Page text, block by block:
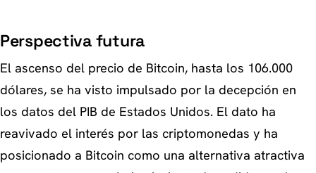
Perspectiva futura
El ascenso del precio de Bitcoin, hasta los 106.000
dólares, se ha visto impulsado por la decepción en
los datos del PIB de Estados Unidos. El dato ha
reavivado el interés por las criptomonedas y ha
posicionado a Bitcoin como una alternativa atractiva